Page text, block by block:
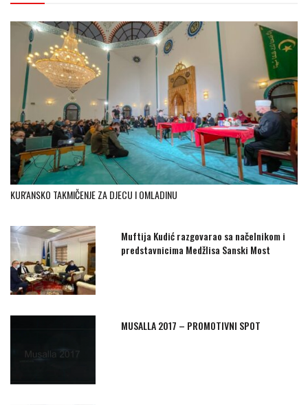
KUR'ANSKO TAKMIČENJE ZA DJECU I OMLADINU
Muftija Kudić razgovarao sa načelnikom i
predstavnicima Medžlisa Sanski Most
MUSALLA 2017 – PROMOTIVNI SPOT